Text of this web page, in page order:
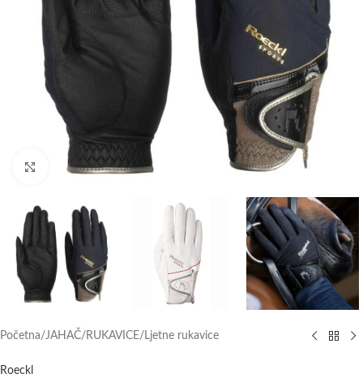
Click to enlarge
Početna/JAHAČ/ RUKAVICE/ Ljetne rukavice
Roeckl